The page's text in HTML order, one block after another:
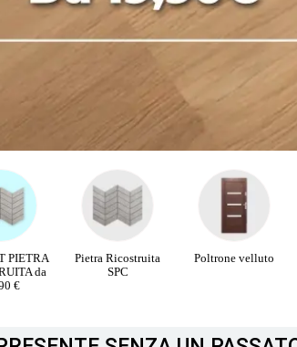
PIETRA
da
€
Pietra Ricostruita
SPC
Poltrone velluto